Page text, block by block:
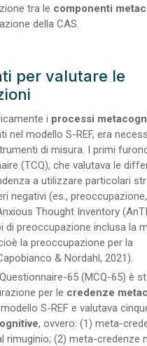
tra le componenti
della CAS.
per valutare le
i processi
nel modello S-REF, era
di misura. I primi
(TCQ), che valutava le
a utilizzare particolari
negativi (es.,
Thought Inventory
di preoccupazione inclusa la
la preoccupazione per la
& Nordahl, 2021).
65 (MCQ-65) è
per le credenze
S-REF e valutava
, ovvero: (1) meta-
rimuginio; (2) meta-credenze